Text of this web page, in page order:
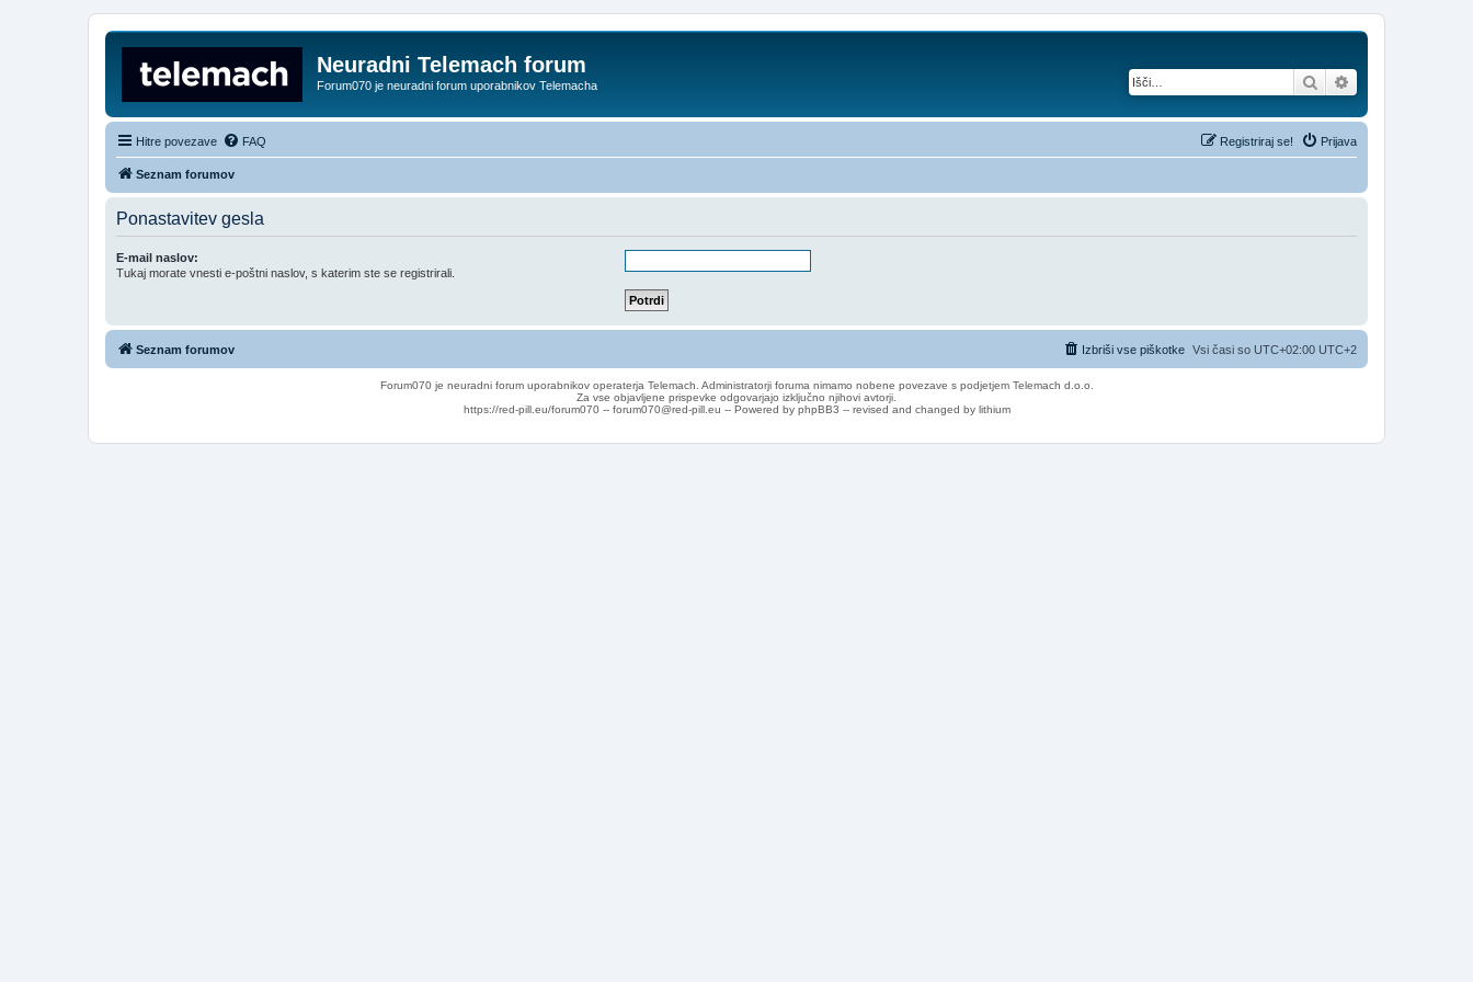
Neuradni Telemach forum
Forum070 je neuradni forum uporabnikov Telemacha Iskanje
Hitre povezave FAQ Prijava
Registriraj se!
Seznam forumov
Ponastavitev gesla
E-mail naslov:
Tukaj morate vnesti e-poštni naslov, s katerim ste se registrirali.
Seznam forumov Vsi časi so UTC+02:00 UTC+2
Izbriši vse piškotke
Forum070 je neuradni forum uporabnikov operaterja Telemach. Administratorji foruma nimamo nobene povezave s podjetjem Telemach d.o.o.
Za vse objavljene prispevke odgovarjajo izključno njihovi avtorji.
https://red-pill.eu/forum070 -- forum070@red-pill.eu -- Powered by phpBB3 -- revised and changed by lithium